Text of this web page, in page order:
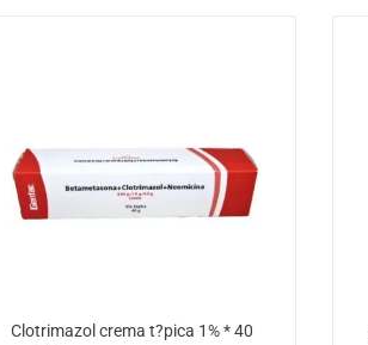
Clotrimazol crema t?pica 1% * 40